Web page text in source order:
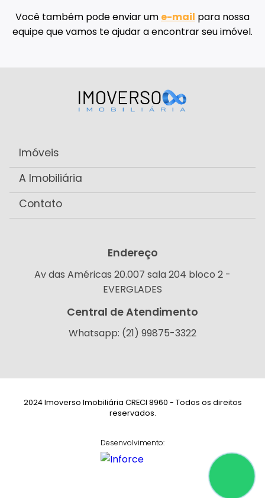
Você também pode enviar um e-mail para nossa
equipe que vamos te ajudar a encontrar seu imóvel.
Imóveis
A Imobiliária
Contato
Endereço
Av das Américas 20.007 sala 204 bloco 2 -
EVERGLADES
Central de Atendimento
Whatsapp: (21) 99875-3322
2024 Imoverso Imobiliária CRECI 8960 - Todos os direitos
reservados.
Desenvolvimento: